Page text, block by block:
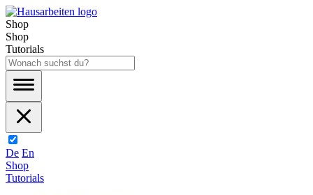
Shop
Shop
Tutorials
De En
Shop
Tutorials